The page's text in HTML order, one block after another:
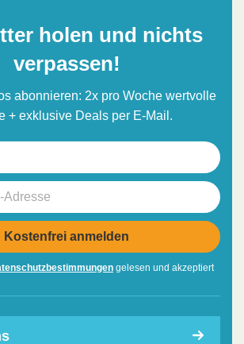
holen und nichts
verpassen!
abonnieren: 2x pro Woche wertvolle
+ exklusive Deals per E-Mail.
gelesen und akzeptiert